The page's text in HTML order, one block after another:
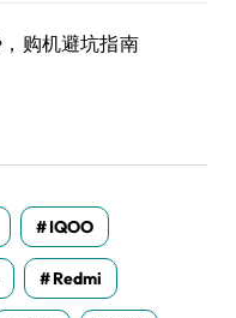
购机避坑指南
IQOO
Redmi